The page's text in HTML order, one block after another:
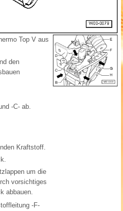
Top V aus
den
-C- ab.
Kraftstoff.
um die
vorsichtiges
abbauen.
-F-